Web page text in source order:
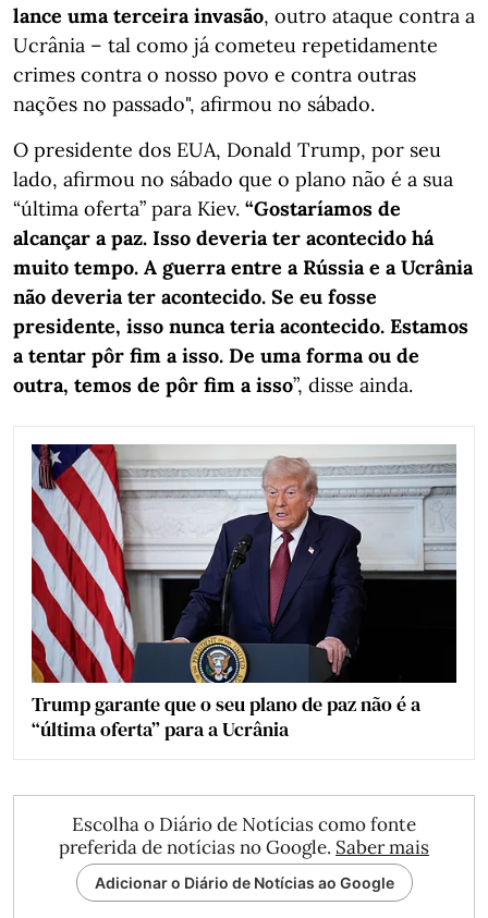
lance uma terceira invasão, outro ataque contra a
Ucrânia – tal como já cometeu repetidamente
crimes contra o nosso povo e contra outras
nações no passado", afirmou no sábado.
O presidente dos EUA, Donald Trump, por seu
lado, afirmou no sábado que o plano não é a sua
“última oferta” para Kiev. “Gostaríamos de
alcançar a paz. Isso deveria ter acontecido há
muito tempo. A guerra entre a Rússia e a Ucrânia
não deveria ter acontecido. Se eu fosse
presidente, isso nunca teria acontecido. Estamos
a tentar pôr fim a isso. De uma forma ou de
outra, temos de pôr fim a isso”, disse ainda.
Trump garante que o seu plano de paz não é a
“última oferta” para a Ucrânia
Escolha o Diário de Notícias como fonte
preferida de notícias no Google. Saber mais
Adicionar o Diário de Notícias ao Google